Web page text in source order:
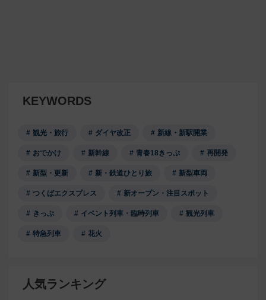
KEYWORDS
観光・旅行 ダイヤ改正 新線・新駅開業
おでかけ 新幹線 青春18きっぷ 再開発
新型・更新 新・鉄道ひとり旅 新型車両
つくばエクスプレス 新オープン・注目スポット
きっぷ イベント列車・臨時列車 観光列車
特急列車 花火
人気ランキング